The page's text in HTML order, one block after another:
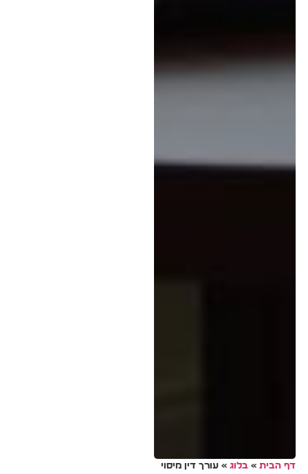
דף הבית» בלוג» עורך דין מיסוי